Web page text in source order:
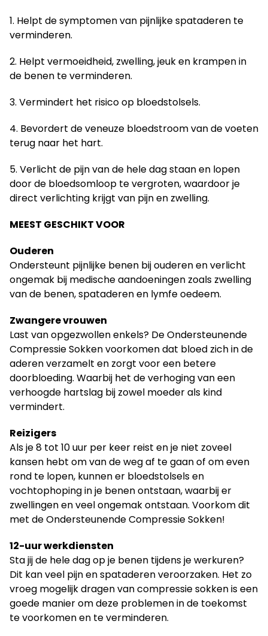
1. Helpt de symptomen van pijnlijke spataderen te
verminderen.
2. Helpt vermoeidheid, zwelling, jeuk en krampen in
de benen te verminderen.
3. Vermindert het risico op bloedstolsels.
4. Bevordert de veneuze bloedstroom van de voeten
terug naar het hart.
5. Verlicht de pijn van de hele dag staan en lopen
door de bloedsomloop te vergroten, waardoor je
direct verlichting krijgt van pijn en zwelling.
MEEST GESCHIKT VOOR
Ouderen
Ondersteunt pijnlijke benen bij ouderen en verlicht
ongemak bij medische aandoeningen zoals zwelling
van de benen, spataderen en lymfe oedeem.
Zwangere vrouwen
Last vanopgezwollenenkels? De Ondersteunende
Compressie Sokken voorkomen dat bloed zich in de
aderen verzamelt en zorgt voor een betere
doorbloeding. Waarbij het de verhoging van een
verhoogde hartslag bij zowel moeder als kind
vermindert.
Reizigers
Als je 8 tot 10 uur per keer reist en je niet zoveel
kansen hebt om van de weg af te gaan of om even
rond te lopen, kunnen er bloedstolsels en
vochtophoping in je benen ontstaan, waarbij er
zwellingen en veel ongemak ontstaan. Voorkom dit
met de Ondersteunende Compressie Sokken!
12-uur werkdiensten
Sta jij de hele dag op je benen tijdens je werkuren?
Dit kan veel pijn en spataderen veroorzaken. Het zo
vroeg mogelijk dragen van compressie sokken is een
goede manier om deze problemen in de toekomst
te voorkomen en te verminderen.